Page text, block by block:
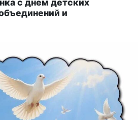
с днём детских
и